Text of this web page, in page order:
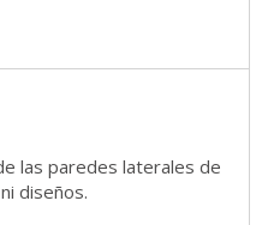
las paredes laterales de
diseños.